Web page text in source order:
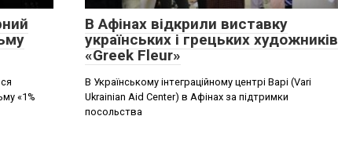
«1%
В Афінах відкрили виставку
українських і грецьких художників
«Greek Fleur»
В Українському інтеграційному центрі Варі (Vari
Ukrainian Aid Center) в Афінах за підтримки
посольства